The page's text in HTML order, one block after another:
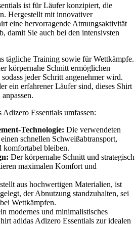
ist für Läufer konzipiert, die
Hergestellt mit innovativer
eine hervorragende Atmungsaktivität
damit Sie auch bei den intensivsten
tägliche Training sowie für Wettkämpfe.
körpernahe Schnitt ermöglichen
jeder Schritt angenehmer wird.
ein erfahrener Läufer sind, dieses Shirt
Essentials umfassen:
Technologie: Die verwendeten
schnellen Schweißabtransport,
komfortabel bleiben.
Der körpernahe Schnitt und strategisch
maximalen Komfort und
aus hochwertigen Materialien, ist
der Abnutzung standzuhalten, sei
Wettkämpfen.
modernes und minimalistisches
adidas Adizero Essentials zur idealen